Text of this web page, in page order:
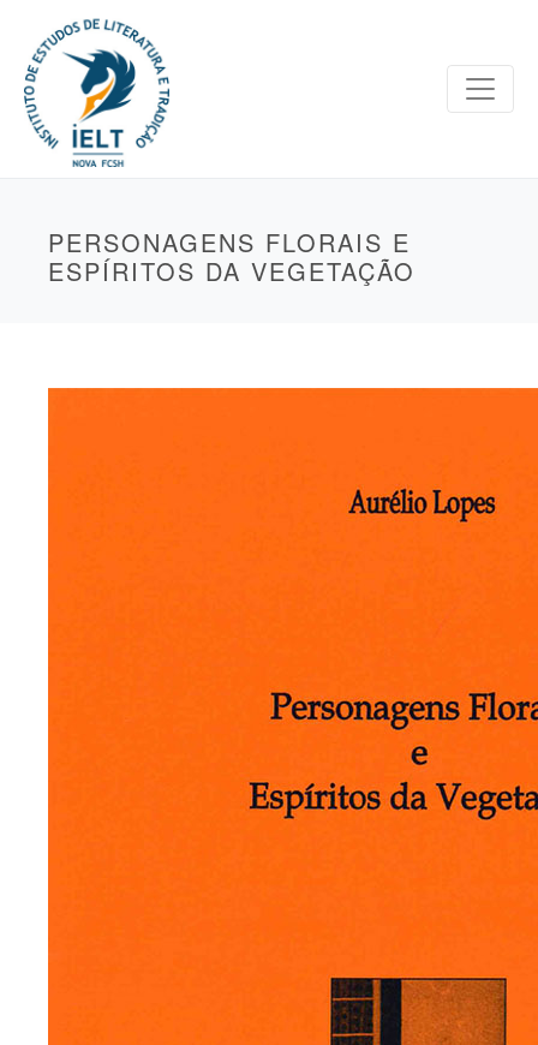
PERSONAGENS FLORAIS E
ESPÍRITOS DA VEGETAÇÃO